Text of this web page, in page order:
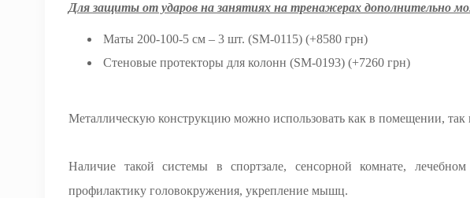
Для защиты от ударов на занятиях на тренажерах дополнительно
Маты 200-100-5 см – 3 шт. (SM-0115) (+8580 грн)
Стеновые протекторы для колонн (SM-0193) (+7260 грн)
Металлическую конструкцию можно использовать как в помещении, так
Наличие такой системы в спортзале, сенсорной комнате, лечебном
профилактику головокружения, укрепление мышц.